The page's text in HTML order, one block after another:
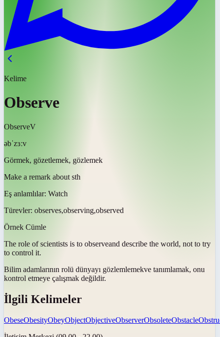
Kelime
Observe
ObserveV
əbˈzɜːv
Görmek, gözetlemek, gözlemek
Make a remark about sth
Eş anlamlılar: Watch
Türevler: observes,observing,observed
Örnek Cümle
The role of scientists is to observeand describe the world, not to try
to control it.
Bilim adamlarının rolü dünyayı gözlemlemekve tanımlamak, onu
kontrol etmeye çalışmak değildir.
İlgili Kelimeler
ObeseObesityObeyObjectObjectiveObserverObsoleteObstacle